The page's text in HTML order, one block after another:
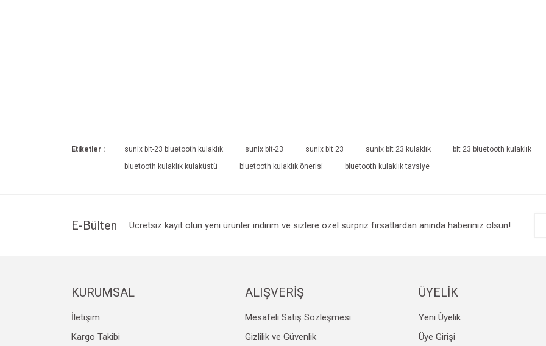
Etiketler : sunix blt-23 bluetooth kulaklık sunix blt-23 sunix blt 23 sunix blt 23 kulaklık blt 23 bluetooth kulaklık
bluetooth kulaklık kulaküstü
bluetooth kulaklık önerisi bluetooth kulaklık tavsiye
E-Bülten Ücretsiz kayıt olun yeni ürünler indirim ve sizlere özel sürpriz fırsatlardan anında haberiniz olsun!
KURUMSAL
İletişim
Kargo Takibi
ALIŞVERİŞ
Mesafeli Satış Sözleşmesi
Gizlilik ve Güvenlik
ÜYELİK
Yeni Üyelik
Üye Girişi